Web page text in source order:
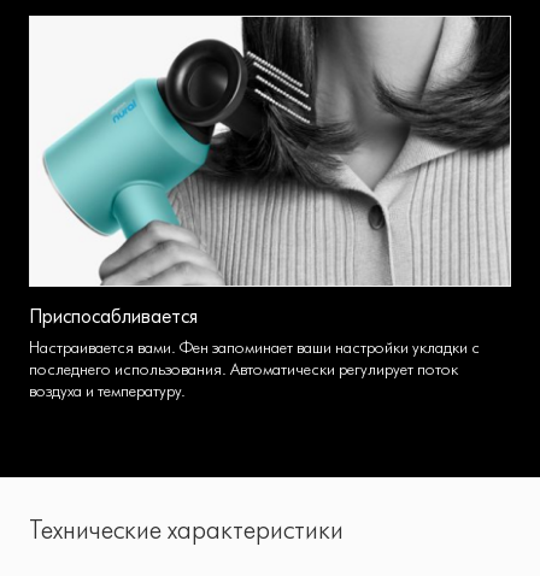
Приспосабливается
Настраивается вами. Фен запоминает ваши настройки укладки с
последнего использования. Автоматически регулирует поток
воздуха и температуру.
Технические характеристики